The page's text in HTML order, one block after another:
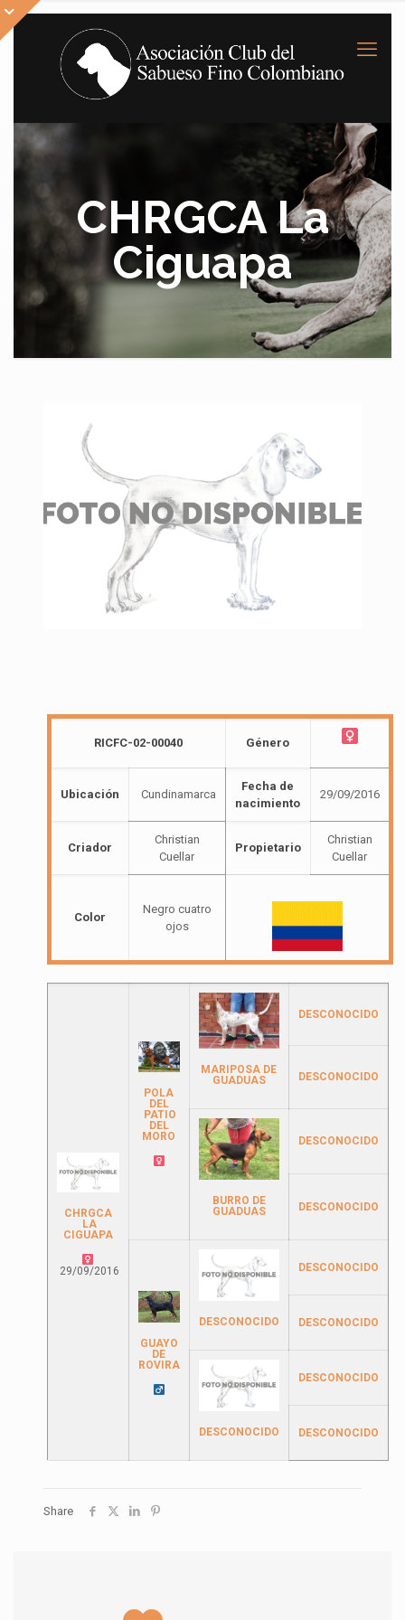
CHRGCA La
Ciguapa
RICFC-02-00040 Género
Ubicación Cundinamarca
Fecha de
nacimiento
29/09/2016
Criador
Christian
Cuellar
Propietario
Christian
Cuellar
Color
Negro cuatro
ojos
CHRGCA
LA
CIGUAPA
29/09/2016
POLA
DEL
PATIO
DEL
MORO
MARIPOSA DE
GUADUAS
DESCONOCIDO
DESCONOCIDO
BURRO DE
GUADUAS
DESCONOCIDO
DESCONOCIDO
GUAYO
DE
ROVIRA
DESCONOCIDO
DESCONOCIDO
DESCONOCIDO
DESCONOCIDO
DESCONOCIDO
DESCONOCIDO
Share